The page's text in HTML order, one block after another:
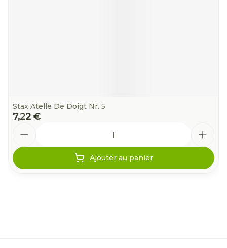
Stax Atelle De Doigt Nr. 5
7,22 €
Ajouter au panier